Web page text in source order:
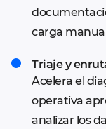
carga
Triaje y
Acelera el
operativa
analizar los